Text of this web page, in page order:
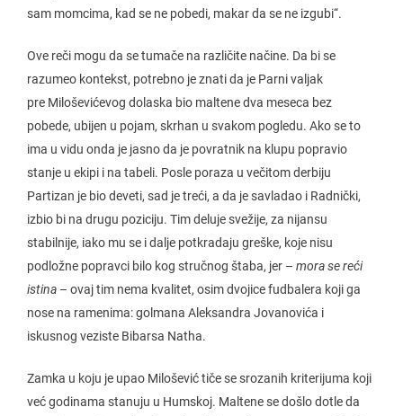
sam momcima, kad se ne pobedi, makar da se ne izgubi“.
Ove reči mogu da se tumače na različite načine. Da bi se
razumeo kontekst, potrebno je znati da je Parni valjak
pre Miloševićevog dolaska bio maltene dva meseca bez
pobede, ubijen u pojam, skrhan u svakom pogledu. Ako se to
ima u vidu onda je jasno da je povratnik na klupu popravio
stanje u ekipi i na tabeli. Posle poraza u večitom derbiju
Partizan je bio deveti, sad je treći, a da je savladao i Radnički,
izbio bi na drugu poziciju. Tim deluje svežije, za nijansu
stabilnije, iako mu se i dalje potkradaju greške, koje nisu
podložne popravci bilo kog stručnog štaba, jer – mora se reći
istina – ovaj tim nema kvalitet, osim dvojice fudbalera koji ga
nose na ramenima: golmana Aleksandra Jovanovića i
iskusnog veziste Bibarsa Natha.
Zamka u koju je upao Milošević tiče se srozanih kriterijuma koji
već godinama stanuju u Humskoj. Maltene se došlo dotle da